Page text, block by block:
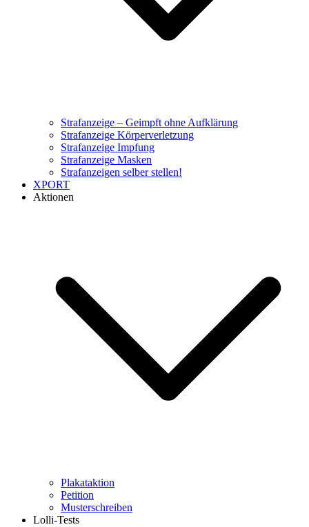
Strafanzeige – Geimpft ohne Aufklärung
Strafanzeige Körperverletzung
Strafanzeige Impfung
Strafanzeige Masken
Strafanzeigen selber stellen!
XPORT
Aktionen
Plakataktion
Petition
Musterschreiben
Lolli-Tests